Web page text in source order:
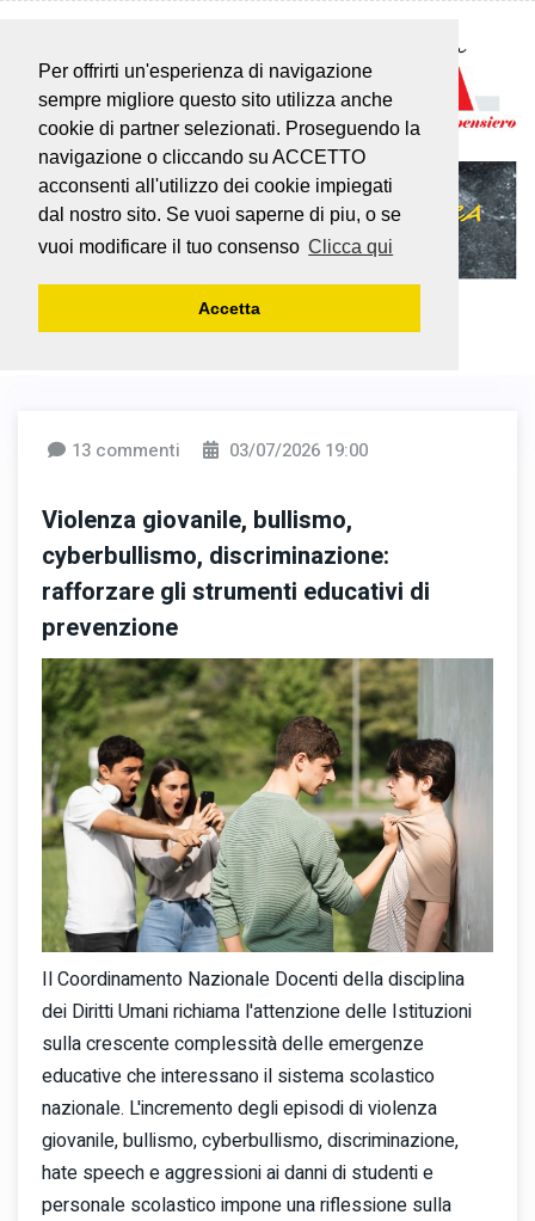
Per offrirti un'esperienza di navigazione
sempre migliore questo sito utilizza anche
cookie di partner selezionati. Proseguendo la
navigazione o cliccando su ACCETTO
acconsenti all'utilizzo dei cookie impiegati
dal nostro sito. Se vuoi saperne di piu, o se
vuoi modificare il tuo consenso Clicca qui
Accetta
13 commenti 03/07/2026 19:00
Violenza giovanile, bullismo,
cyberbullismo, discriminazione:
rafforzare gli strumenti educativi di
prevenzione
Il Coordinamento Nazionale Docenti della disciplina
dei Diritti Umani richiama l'attenzione delle Istituzioni
sulla crescente complessità delle emergenze
educative che interessano il sistema scolastico
nazionale. L'incremento degli episodi di violenza
giovanile, bullismo, cyberbullismo, discriminazione,
hate speech e aggressioni ai danni di studenti e
personale scolastico impone una riflessione sulla